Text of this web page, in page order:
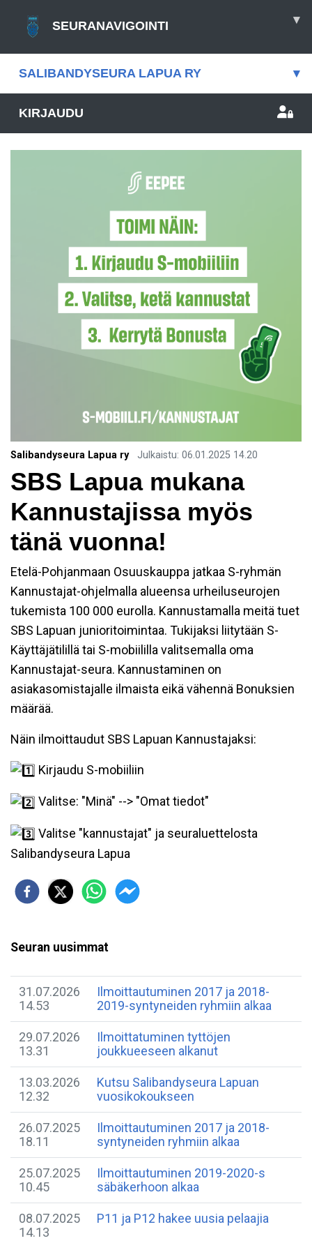
SEURANAVIGOINTI ▾
SALIBANDYSEURA LAPUA RY ▾
KIRJAUDU
Salibandyseura Lapua ry Julkaistu: 06.01.2025 14.20
SBS Lapua mukana
Kannustajissa myös
tänä vuonna!
Etelä-Pohjanmaan Osuuskauppa jatkaa S-ryhmän
Kannustajat-ohjelmalla alueensa urheiluseurojen
tukemista 100 000 eurolla. Kannustamalla meitä tuet
SBS Lapuan junioritoimintaa. Tukijaksi liitytään S-
Käyttäjätilillä tai S-mobiililla valitsemalla oma
Kannustajat-seura. Kannustaminen on
asiakasomistajalle ilmaista eikä vähennä Bonuksien
määrää.
Näin ilmoittaudut SBS Lapuan Kannustajaksi:
Kirjaudu S-mobiiliin
Valitse: "Minä" --> "Omat tiedot"
Valitse "kannustajat" ja seuraluettelosta
Salibandyseura Lapua
Seuran uusimmat
31.07.2026
14.53
Ilmoittautuminen 2017 ja 2018-
2019-syntyneiden ryhmiin alkaa
29.07.2026
13.31
Ilmoittatuminen tyttöjen
joukkueeseen alkanut
13.03.2026
12.32
Kutsu Salibandyseura Lapuan
vuosikokoukseen
26.07.2025
18.11
Ilmoittautuminen 2017 ja 2018-
syntyneiden ryhmiin alkaa
25.07.2025
10.45
Ilmoittautuminen 2019-2020-s
säbäkerhoon alkaa
08.07.2025
14.13
P11 ja P12 hakee uusia pelaajia